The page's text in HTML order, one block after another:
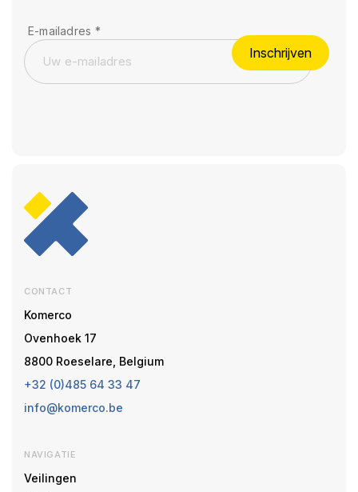
E-mailadres *
Inschrijven
CONTACT
Komerco
Ovenhoek 17
8800 Roeselare, Belgium
+32 (0)485 64 33 47
info@komerco.be
NAVIGATIE
Veilingen